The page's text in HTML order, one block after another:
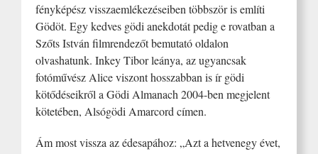
fényképész visszaemlékezéseiben többször is említi
Gödöt. Egy kedves gödi anekdotát pedig e rovatban a
Szőts István filmrendezőt bemutató oldalon
olvashatunk. Inkey Tibor leánya, az ugyancsak
fotóművész Alice viszont hosszabban is ír gödi
kötődéseikről a Gödi Almanach 2004-ben megjelent
kötetében, Alsógödi Amarcord címen.
Ám most vissza az édesapához: „Azt a hetvenegy évet,